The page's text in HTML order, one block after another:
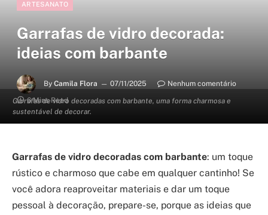
Garrafas de vidro decoradas com barbante, uma forma charmosa e
sustentável de decorar.
ARTESANATO
Garrafas de vidro decorada:
ideias com barbante
By Camila Flora 07/11/2025
Nenhum comentário
6 Mins Read
Garrafas de vidro decoradas com barbante: um toque
rústico e charmoso que cabe em qualquer cantinho! Se
você adora reaproveitar materiais e dar um toque
pessoal à decoração, prepare-se, porque as ideias que